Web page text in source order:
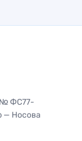
№ ФС77-
— Носова